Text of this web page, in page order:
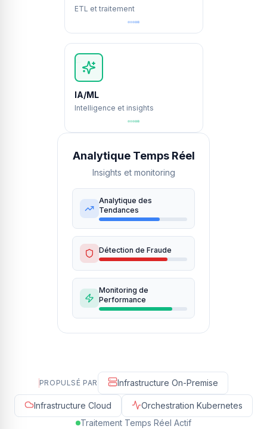
ETL et traitement
∑∫∂
IA/ML
Intelligence et insights
Analytique Temps Réel
Insights et monitoring
Analytique des
Tendances
Détection de Fraude
Monitoring de
Performance
PROPULSÉ PAR Infrastructure On-Premise
Infrastructure Cloud
Orchestration Kubernetes
Traitement Temps Réel Actif